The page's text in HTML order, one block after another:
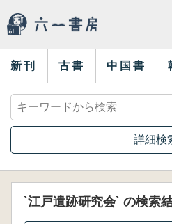
新刊 古書 中国書
詳細検
`江戸遺跡研究会` の検索